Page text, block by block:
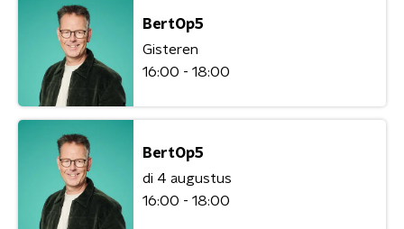
BertOp5
Gisteren
16:00 - 18:00
BertOp5
di 4 augustus
16:00 - 18:00